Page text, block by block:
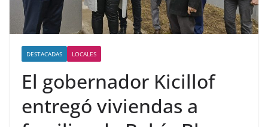
DESTACADAS LOCALES
El gobernador Kicillof
entregó viviendas a